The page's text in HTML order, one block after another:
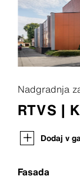
Storitve
Aktualno
Prenosi
Trajnost
Nadgradnja
RTVS |
Dodaj v
Fasada